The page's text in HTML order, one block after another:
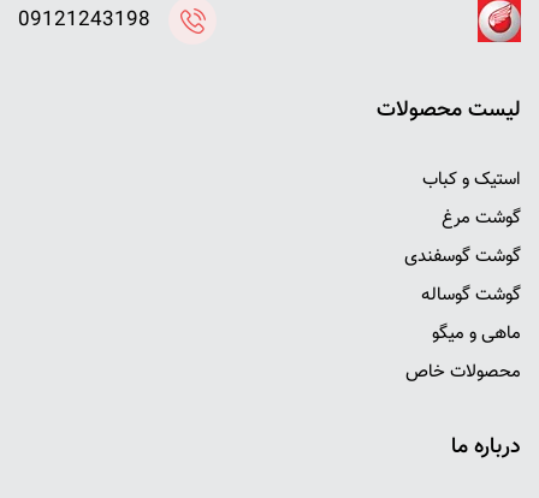
ليست محصولات
استیک و کباب
گوشت مرغ
گوشت گوسفندی
گوشت گوساله
ماهی و میگو
محصولات خاص
درباره ما